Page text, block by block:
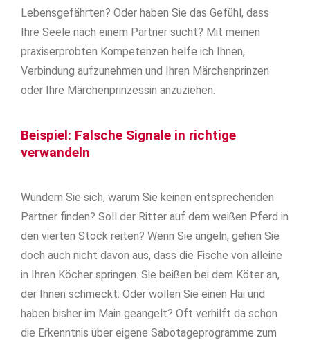
Lebensgefährten? Oder haben Sie das Gefühl, dass
Ihre Seele nach einem Partner sucht? Mit meinen
praxiserprobten Kompetenzen helfe ich Ihnen,
Verbindung aufzunehmen und Ihren Märchenprinzen
oder Ihre Märchenprinzessin anzuziehen.
Beispiel: Falsche Signale in richtige
verwandeln
Wundern Sie sich, warum Sie keinen entsprechenden
Partner finden? Soll der Ritter auf dem weißen Pferd in
den vierten Stock reiten? Wenn Sie angeln, gehen Sie
doch auch nicht davon aus, dass die Fische von alleine
in Ihren Köcher springen. Sie beißen bei dem Köter an,
der Ihnen schmeckt. Oder wollen Sie einen Hai und
haben bisher im Main geangelt? Oft verhilft da schon
die Erkenntnis über eigene Sabotageprogramme zum